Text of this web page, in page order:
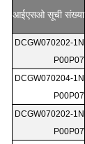
आईएसओ सूची संख्या
DCGW070202-1N
P00P07
DCGW070204-1N
P00P07
DCGW070202-1N
P00P07